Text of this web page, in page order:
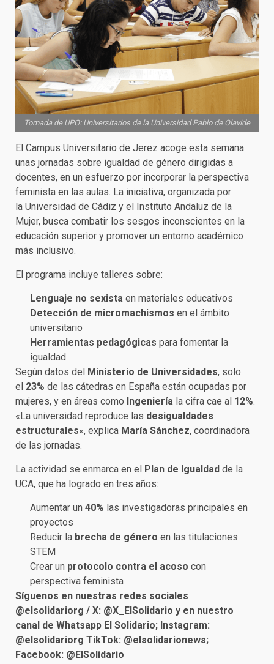
Tomada de UPO: Universitarios de la Universidad Pablo de Olavide
El Campus Universitario de Jerez acoge esta semana
unas jornadas sobre igualdad de género dirigidas a
docentes, en un esfuerzo por incorporar la perspectiva
feminista en las aulas. La iniciativa, organizada por
la Universidad de Cádiz y el Instituto Andaluz de la
Mujer, busca combatir los sesgos inconscientes en la
educación superior y promover un entorno académico
más inclusivo.
El programa incluye talleres sobre:
Lenguaje no sexista en materiales educativos
Detección de micromachismos en el ámbito
universitario
Herramientas pedagógicas para fomentar la
igualdad
Según datos del Ministerio de Universidades, solo
el 23% de las cátedras en España están ocupadas por
mujeres, y en áreas como Ingeniería la cifra cae al 12%.
«La universidad reproduce las desigualdades
estructurales«, explica María Sánchez, coordinadora
de las jornadas.
La actividad se enmarca en el Plan de Igualdad de la
UCA, que ha logrado en tres años:
Aumentar un 40% las investigadoras principales en
proyectos
Reducir la brecha de género en las titulaciones
STEM
Crear un protocolo contra el acoso con
perspectiva feminista
Síguenos en nuestras redes sociales
@elsolidariorg / X: @X_ElSolidario y en nuestro
canal de Whatsapp El Solidario; Instagram:
@elsolidariorg TikTok: @elsolidarionews;
Facebook: @ElSolidario